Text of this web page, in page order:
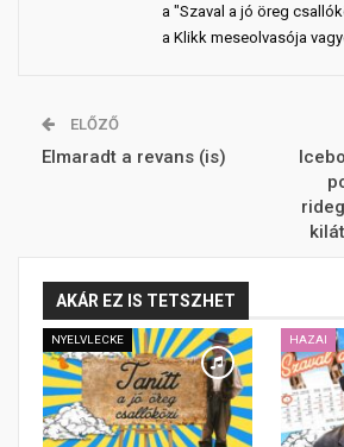
a "Szaval a jó öreg
a Klikk meseolvasója
ELŐZŐ
Elmaradt a revans (is)
AKÁR EZ IS TETSZHET
NYELVLECKE HAZAI